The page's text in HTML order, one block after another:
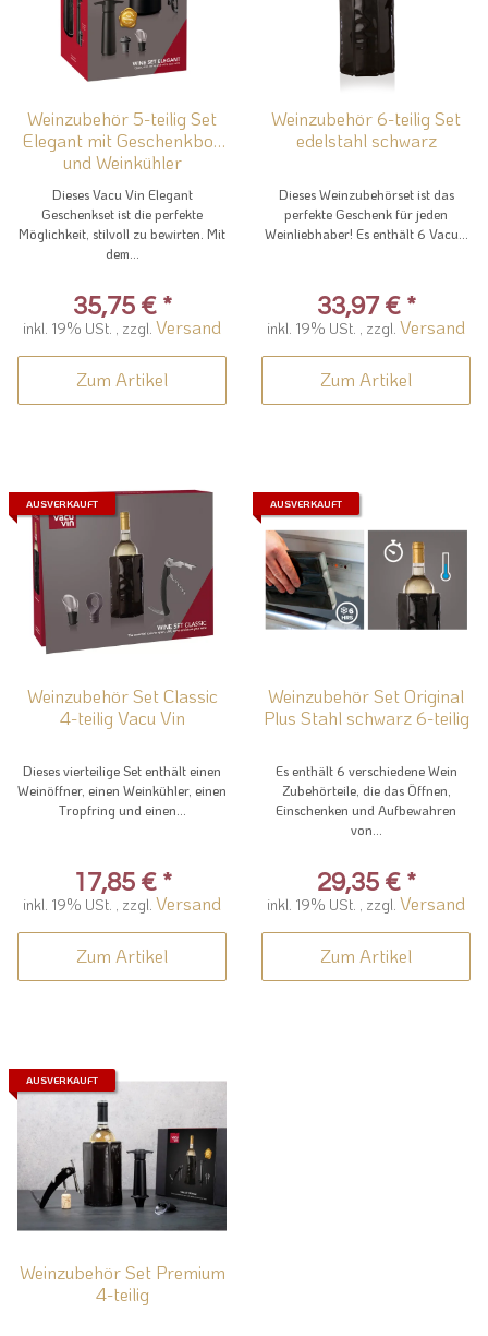
Weinzubehör 5-teilig Set
Elegant mit Geschenkbox
und Weinkühler
Dieses Vacu Vin Elegant
Geschenkset ist die perfekte
Möglichkeit, stilvoll zu bewirten. Mit
dem...
35,75 € *
inkl. 19% USt. , zzgl. Versand
Zum Artikel
Weinzubehör 6-teilig Set
edelstahl schwarz
Dieses Weinzubehörset ist das
perfekte Geschenk für jeden
Weinliebhaber! Es enthält 6 Vacu...
33,97 € *
inkl. 19% USt. , zzgl. Versand
Zum Artikel
AUSVERKAUFT
Weinzubehör Set Classic
4-teilig Vacu Vin
Dieses vierteilige Set enthält einen
Weinöffner, einen Weinkühler, einen
Tropfring und einen...
17,85 € *
inkl. 19% USt. , zzgl. Versand
Zum Artikel
AUSVERKAUFT
Weinzubehör Set Original
Plus Stahl schwarz 6-teilig
Es enthält 6 verschiedene Wein
Zubehörteile, die das Öffnen,
Einschenken und Aufbewahren
von...
29,35 € *
inkl. 19% USt. , zzgl. Versand
Zum Artikel
AUSVERKAUFT
Weinzubehör Set Premium
4-teilig